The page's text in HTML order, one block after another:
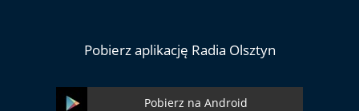
Pobierz aplikację Radia Olsztyn
Pobierz na Android